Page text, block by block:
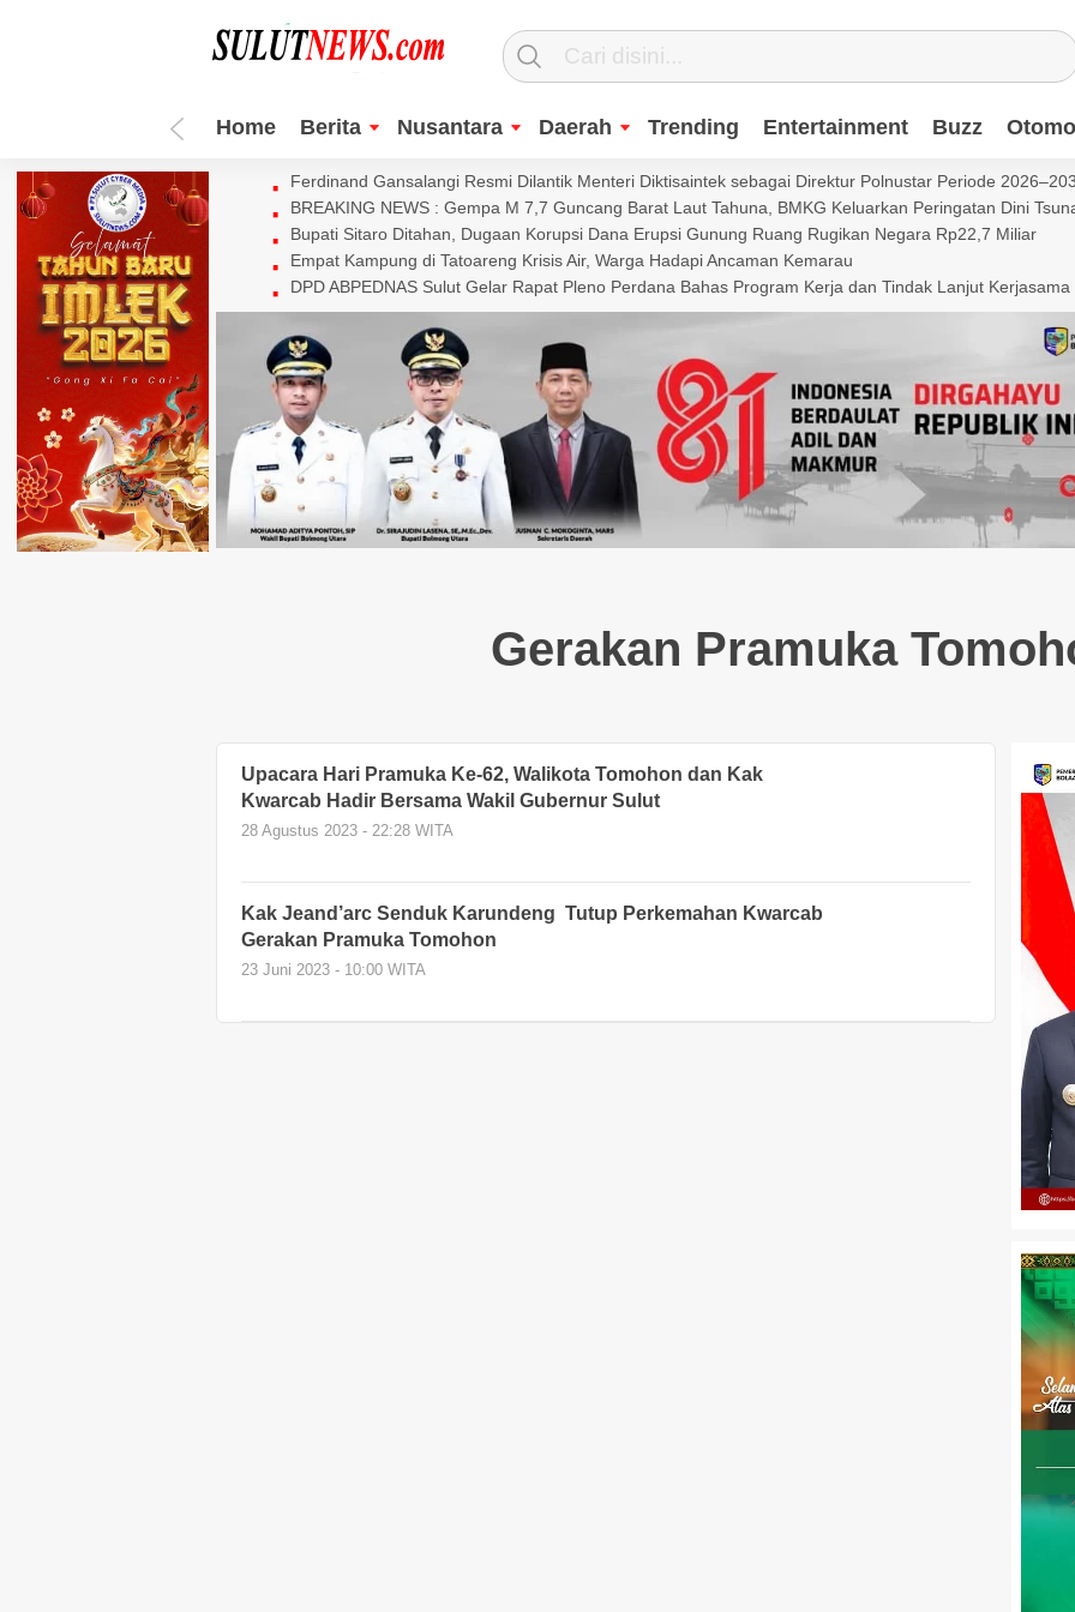
Home Berita Nusantara Daerah Trending Entertainment Buzz
Ferdinand Gansalangi Resmi Dilantik Menteri Diktisaintek sebagai Direktur Polnustar Periode
BREAKING NEWS : Gempa M 7,7 Guncang Barat Laut Tahuna, BMKG Keluarkan Peringatan Dini
Bupati Sitaro Ditahan, Dugaan Korupsi Dana Erupsi Gunung Ruang Rugikan Negara Rp22,7 Miliar
Empat Kampung di Tatoareng Krisis Air, Warga Hadapi Ancaman Kemarau
DPD ABPEDNAS Sulut Gelar Rapat Pleno Perdana Bahas Program Kerja dan Tindak Lanjut
Gerakan Pramuka
Upacara Hari Pramuka Ke-62, Walikota Tomohon dan Kak
Kwarcab Hadir Bersama Wakil Gubernur Sulut
28 Agustus 2023 - 22:28 WITA
Kak Jeand’arc Senduk Karundeng Tutup Perkemahan Kwarcab
Gerakan Pramuka Tomohon
23 Juni 2023 - 10:00 WITA